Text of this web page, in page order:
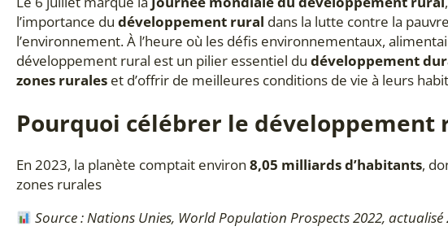
l’importance du développement rural dans la lutte contre la
l’environnement. À l’heure où les défis environnementaux,
développement rural est un pilier essentiel du développement
zones rurales et d’offrir de meilleures conditions de vie à leurs
Pourquoi célébrer le développement
En 2023, la planète comptait environ 8,05 milliards d’habitants,
zones rurales
Source : Nations Unies, World Population Prospects 2022,